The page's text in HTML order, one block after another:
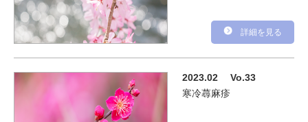
詳細を見る
2023.02 Vo.33
寒冷蕁麻疹